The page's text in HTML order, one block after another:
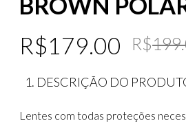
R$
R$179.00
DESCRIÇÃO DO
Lentes com todas proteções